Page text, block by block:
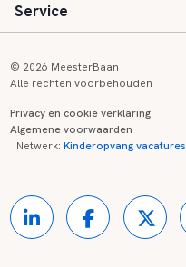
Voortgezet onderwijs
Kinderopvang
Vacatures
Zij-instroom informatie
Onderwijsregio's
Inloggen
Registreren
Contact
Service
Onderwijs links
Partners
© 2026 MeesterBaan
Alle rechten voorbehouden
Privacy en cookie verklaring
Algemene voorwaarden
Netwerk:Kinderopvang vacatures